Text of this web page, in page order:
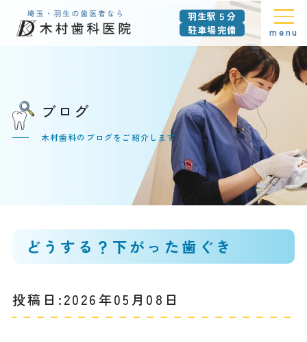
羽生駅５分
駐車場完備
menu
ブログ
木村歯科のブログをご紹介します
どうする？下がった歯ぐき
投稿日:2026年05月08日